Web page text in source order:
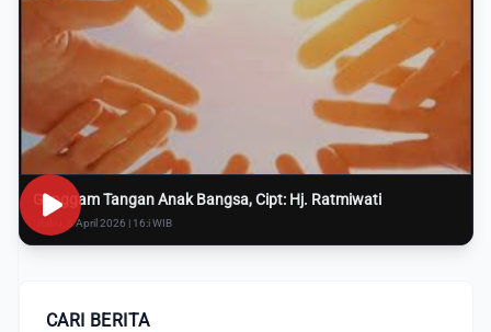
Genggam Tangan Anak Bangsa, Cipt: Hj. Ratmiwati
Rabu, 8 April 2026 | 16:i WIB
CARI BERITA